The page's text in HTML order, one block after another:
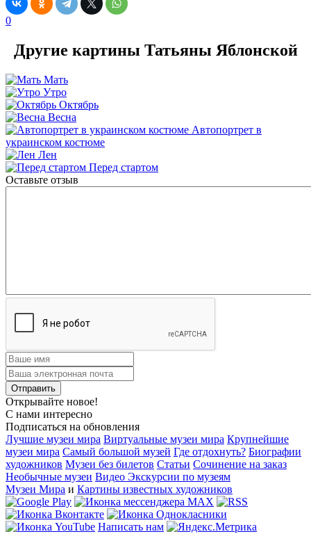
0
Другие картины Татьяны Яблонской
Мать
Утро
Октябрь
Весна
Автопортрет в
украинском костюме
Лен
Перед стартом
Оставьте отзыв
Открывайте новое!
С нами интересно
Подписаться на обновления
Лучшие музеи мира Виртуальные музеи мира Крупнейшие
музеи мира Самый большой музей Где отдохнуть? Биографии
художников Музеи без билетов Статьи Сочинение на заказ
Необычные музеи Видео Экскурсии по музеям
Музеи Мира и Картины известных художников
Написать нам